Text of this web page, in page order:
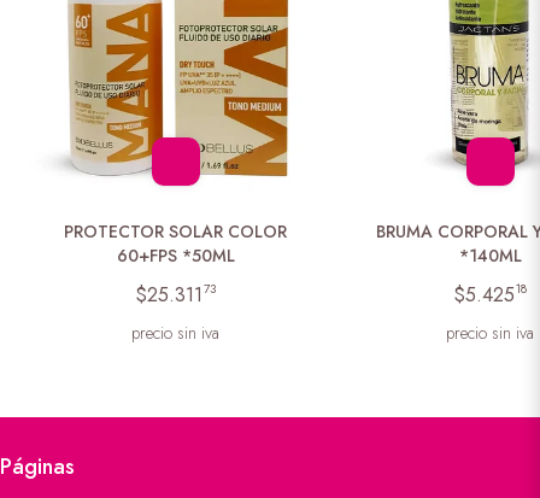
PROTECTOR SOLAR COLOR
60+FPS *50ML
$25.311 73
precio sin iva
BRUMA CORPORAL
*140ML
$5.42518
precio sin iva
Páginas